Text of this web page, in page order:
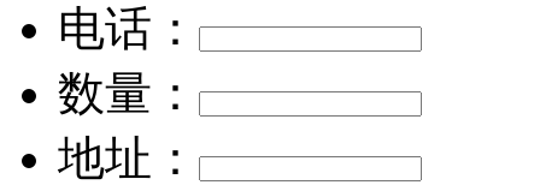
电话：
数量：
地址：